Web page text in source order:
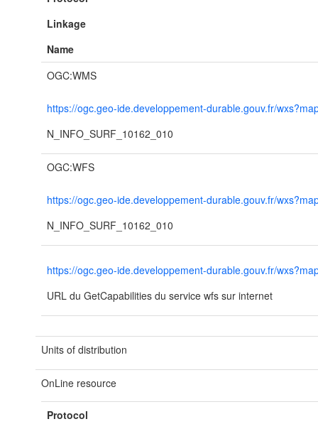
Linkage
Name
OGC:WMS
https://ogc.geo-ide.developpement-durable.gouv.fr/
N_INFO_SURF_10162_010
OGC:WFS
https://ogc.geo-ide.developpement-durable.gouv.fr/
N_INFO_SURF_10162_010
https://ogc.geo-ide.developpement-durable.gouv.fr/
URL du GetCapabilities du service wfs sur internet
Units of distribution
OnLine resource
Protocol